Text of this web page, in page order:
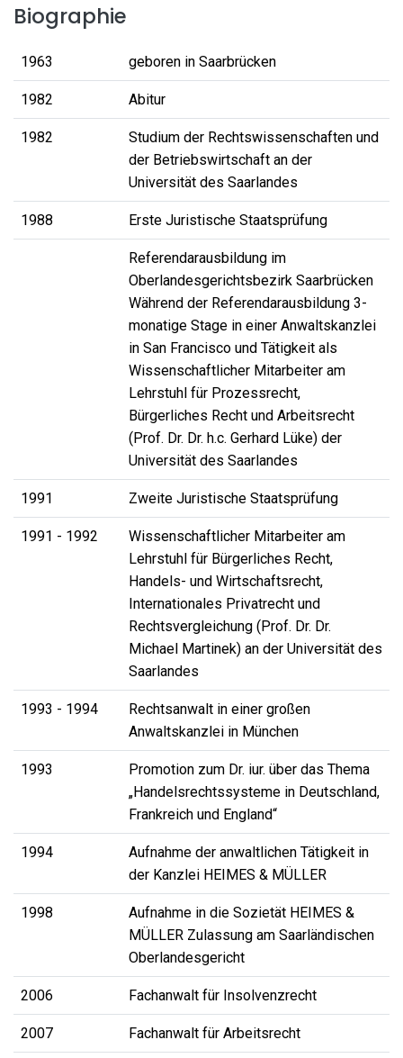
Biographie
1963 geboren in Saarbrücken
1982 Abitur
1982
Studium der Rechtswissenschaften und
der Betriebswirtschaft an der
Universität des Saarlandes
1988 Erste Juristische Staatsprüfung
Referendarausbildung im
Oberlandesgerichtsbezirk Saarbrücken
Während der Referendarausbildung 3-
monatige Stage in einer Anwaltskanzlei
in San Francisco und Tätigkeit als
Wissenschaftlicher Mitarbeiter am
Lehrstuhl für Prozessrecht,
Bürgerliches Recht und Arbeitsrecht
(Prof. Dr. Dr. h.c. Gerhard Lüke) der
Universität des Saarlandes
1991 Zweite Juristische Staatsprüfung
1991 - 1992
Wissenschaftlicher Mitarbeiter am
Lehrstuhl für Bürgerliches Recht,
Handels- und Wirtschaftsrecht,
Internationales Privatrecht und
Rechtsvergleichung (Prof. Dr. Dr.
Michael Martinek) an der Universität des
Saarlandes
1993 - 1994
Rechtsanwalt in einer großen
Anwaltskanzlei in München
1993
Promotion zum Dr. iur. über das Thema
„Handelsrechtssysteme in Deutschland,
Frankreich und England“
1994
Aufnahme der anwaltlichen Tätigkeit in
der Kanzlei HEIMES & MÜLLER
1998
Aufnahme in die Sozietät HEIMES &
MÜLLER Zulassung am Saarländischen
Oberlandesgericht
2006 Fachanwalt für Insolvenzrecht
2007 Fachanwalt für Arbeitsrecht